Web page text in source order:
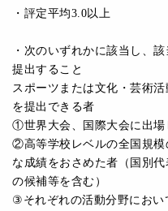
・評定平均3.0以上
・次のいずれかに該当し、
提出すること
スポーツまたは文化・芸術
を提出できる者
①世界大会、国際大会に出場
②高等学校レベルの全国規模
な成績をおさめた者（国別
の候補等を含む）
③それぞれの活動分野におい